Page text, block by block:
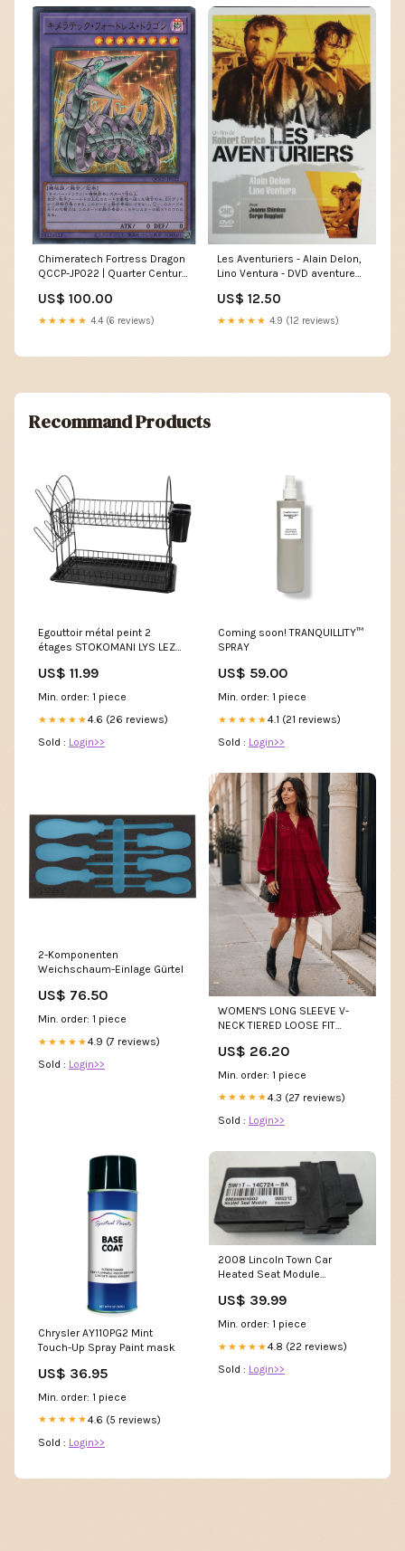
Chimeratech Fortress Dragon
QCCP-JP022 | Quarter Century
(Ultra Rare)
US$ 100.00
★★★★★ 4.4 (6 reviews)
Les Aventuriers - Alain Delon,
Lino Ventura - DVD aventure
US$ 12.50
★★★★★ 4.9 (12 reviews)
Recommand Products
Egouttoir métal peint 2
étages STOKOMANI LYS LEZ
US$ 11.99
Min. order: 1 piece
★★★★★4.6 (26 reviews)
Sold : Login>>
Coming soon! TRANQUILLITY™
SPRAY
US$ 59.00
Min. order: 1 piece
★★★★★4.1 (21 reviews)
Sold : Login>>
2-Komponenten
Weichschaum-Einlage Gürtel
US$ 76.50
Min. order: 1 piece
★★★★★4.9 (7 reviews)
Sold : Login>>
WOMEN'S LONG SLEEVE V-
NECK TIERED LOOSE FIT
US$ 26.20
Min. order: 1 piece
★★★★★4.3 (27 reviews)
Sold : Login>>
Chrysler AY110PG2 Mint
Touch-Up Spray Paint mask
US$ 36.95
Min. order: 1 piece
★★★★★4.6 (5 reviews)
Sold : Login>>
2008 Lincoln Town Car
Heated Seat Module
US$ 39.99
Min. order: 1 piece
★★★★★4.8 (22 reviews)
Sold : Login>>